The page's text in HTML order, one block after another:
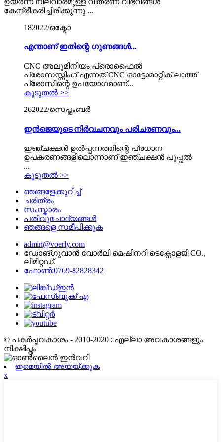
ഉയർന്ന നിലവാരമുള്ള വിതരണ വിഭവങ്ങൾ
കേന്ദ്രീകരിച്ചിരിക്കുന്നു ...
182022/ഒക്ടോ
എന്താണ് ഇതിന്റെ ഗുണങ്ങൾ...
CNC അലൂമിനിയം പ്രൊഫൈൽ
പ്രോസസ്സിംഗ് എന്നത് CNC ഓട്ടോമാറ്റിക് ലാത്ത്
പ്രോസിന്റെ ഉപയോഗമാണ്...
കൂടുതൽ >>
262022/സെപ്തംബർ
ഇൻജെയുടെ നിർവചനവും പരിചരണവും...
ഇഞ്ചക്ഷൻ ഉൽപ്പന്നത്തിന്റെ പ്രധാന
ഉപകരണങ്ങളിലൊന്നാണ് ഇഞ്ചക്ഷൻ പൂപ്പൽ
...
കൂടുതൽ >>
ഞങ്ങളേക്കുറിച്ച്
ചരിത്രം
സംസ്കാരം
പതിവുചോദ്യങ്ങൾ
ഞങ്ങളെ സമീപിക്കുക
admin@voerly.com
ഡോങ്ഗുവാൻ വോർലി മെഷിനറി ടെക്നോളജി CO.,
ലിമിറ്റഡ്.
ഫോൺ:0769-82828342
© പകർപ്പവകാശം - 2010-2020 : എല്ലാ അവകാശങ്ങളും
നിക്ഷിപ്തം.
ഇമെയിൽ അയയ്ക്കുക
x